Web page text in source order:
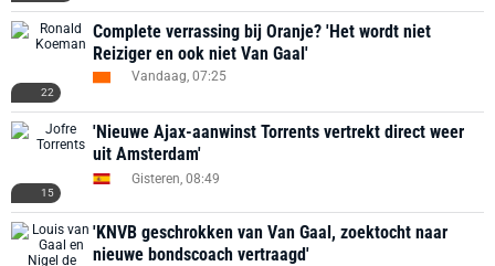
22
Complete verrassing bij Oranje? 'Het wordt niet
Reiziger en ook niet Van Gaal'
Vandaag, 07:25
15
'Nieuwe Ajax-aanwinst Torrents vertrekt direct weer
uit Amsterdam'
Gisteren, 08:49
'KNVB geschrokken van Van Gaal, zoektocht naar
nieuwe bondscoach vertraagd'